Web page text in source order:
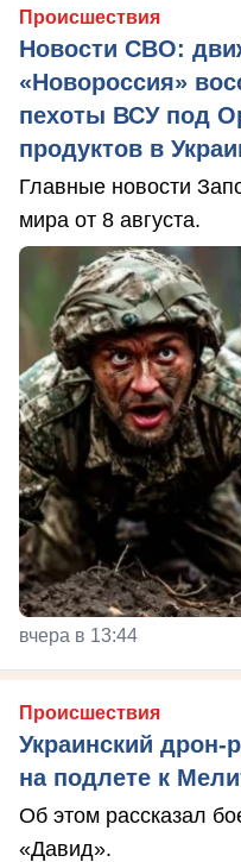
Происшествия
Новости СВО:
«Новороссия»
пехоты ВСУ под
продуктов в
Главные новости
мира от 8 августа.
вчера в 13:44
Происшествия
Украинский дрон-
на подлете к
Об этом рассказал
«Давид».